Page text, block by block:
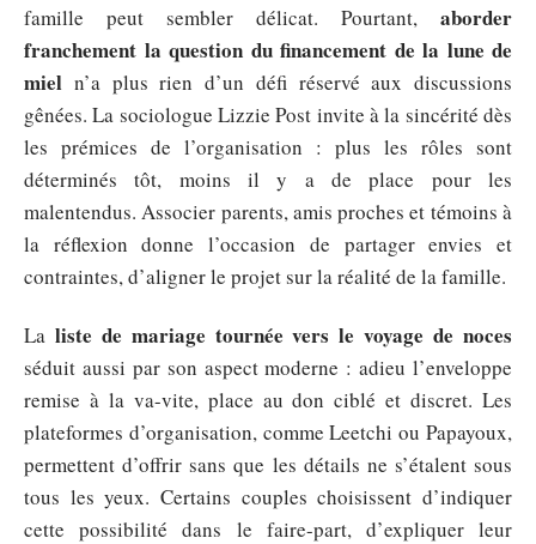
famille peut sembler délicat. Pourtant, aborder
franchement la question du financement de la lune de
miel n’a plus rien d’un défi réservé aux discussions
gênées. La sociologue Lizzie Post invite à la sincérité dès
les prémices de l’organisation : plus les rôles sont
déterminés tôt, moins il y a de place pour les
malentendus. Associer parents, amis proches et témoins à
la réflexion donne l’occasion de partager envies et
contraintes, d’aligner le projet sur la réalité de la famille.
La liste de mariage tournée vers le voyage de noces
séduit aussi par son aspect moderne : adieu l’enveloppe
remise à la va-vite, place au don ciblé et discret. Les
plateformes d’organisation, comme Leetchi ou Papayoux,
permettent d’offrir sans que les détails ne s’étalent sous
tous les yeux. Certains couples choisissent d’indiquer
cette possibilité dans le faire-part, d’expliquer leur